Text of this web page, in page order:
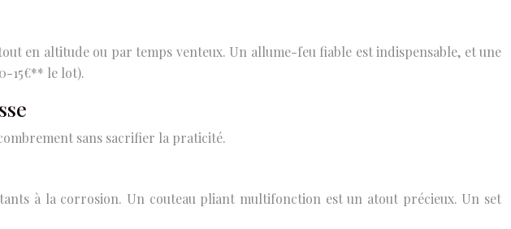
en altitude ou par temps venteux. Un allume-feu fiable est indispensable, et une
15€** le lot).
sans sacrifier la praticité.
à la corrosion. Un couteau pliant multifonction est un atout précieux. Un set